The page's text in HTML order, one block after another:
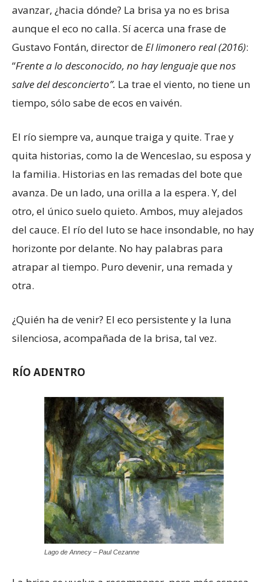
avanzar, ¿hacia dónde? La brisa ya no es brisa
aunque el eco no calla. Sí acerca una frase de
Gustavo Fontán, director deEl limonero real (2016):
“Frente a lo desconocido, no hay lenguaje que nos
salve del desconcierto”. La trae el viento, no tiene un
tiempo, sólo sabe de ecos en vaivén.
El río siempre va, aunque traiga y quite. Trae y
quita historias, como la de Wenceslao, su esposa y
la familia. Historias en las remadas del bote que
avanza. De un lado, una orilla a la espera. Y, del
otro, el único suelo quieto. Ambos, muy alejados
del cauce. El río del luto se hace insondable, no hay
horizonte por delante. No hay palabras para
atrapar al tiempo. Puro devenir, una remada y
otra.
¿Quién ha de venir? El eco persistente y la luna
silenciosa, acompañada de la brisa, tal vez.
RÍO ADENTRO
Lago de Annecy – Paul Cezanne